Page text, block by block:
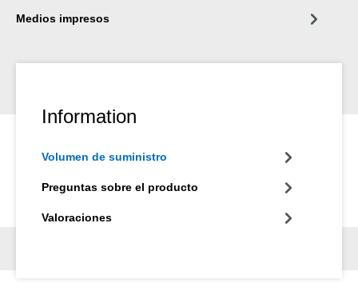
Medios impresos
Information
Volumen de suministro
Preguntas sobre el producto
Valoraciones